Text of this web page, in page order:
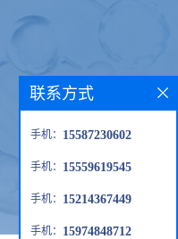
联系方式
手机： 15587230602
手机： 15559619545
手机： 15214367449
手机： 15974848712